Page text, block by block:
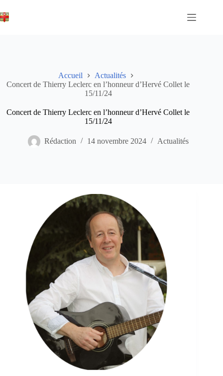
au
contenu
Accueil
Actualités
Concert de Thierry Leclerc en l’honneur d’Hervé Collet le
15/11/24
Concert de Thierry Leclerc en l’honneur d’Hervé Collet le
15/11/24
Rédaction 14 novembre 2024 Actualités